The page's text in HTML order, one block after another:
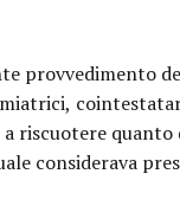
provvedimento
riscuotere
considerava